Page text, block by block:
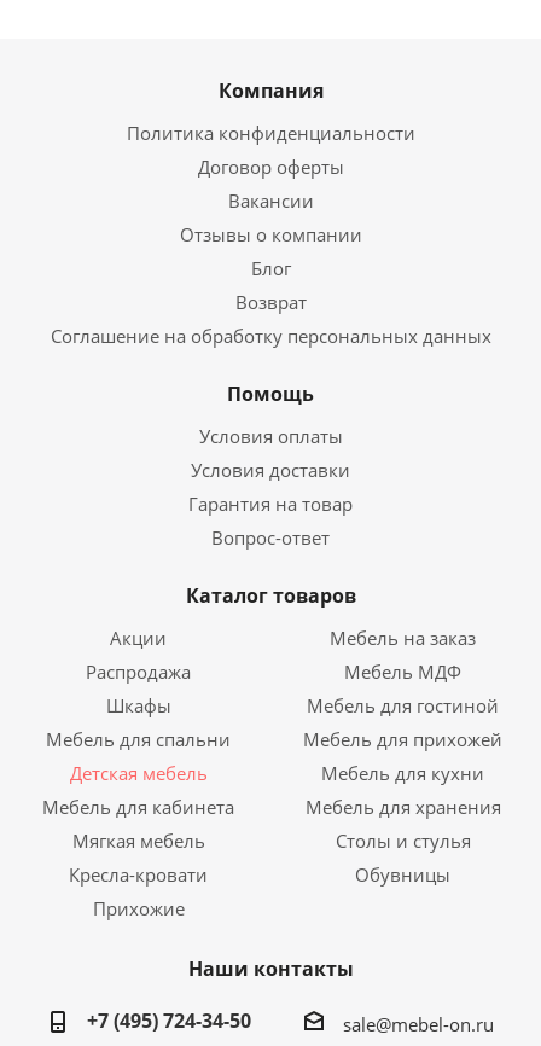
Компания
Политика конфиденциальности
Договор оферты
Вакансии
Отзывы о компании
Блог
Возврат
Соглашение на обработку персональных данных
Помощь
Условия оплаты
Условия доставки
Гарантия на товар
Вопрос-ответ
Каталог товаров
Акции
Мебель на заказ
Распродажа
Мебель МДФ
Шкафы
Мебель для гостиной
Мебель для спальни
Мебель для прихожей
Детская мебель
Мебель для кухни
Мебель для кабинета
Мебель для хранения
Мягкая мебель
Столы и стулья
Кресла-кровати
Обувницы
Прихожие
Наши контакты
+7 (495) 724-34-50
sale@mebel-on.ru